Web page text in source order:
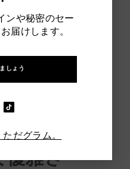
優雅さ
ンや秘密のセー
届けします。
しょう
だグラム。